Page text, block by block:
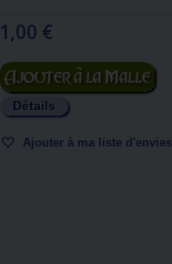
1,00 €
Ajouter au panier
Détails
Ajouter à ma liste d'envies